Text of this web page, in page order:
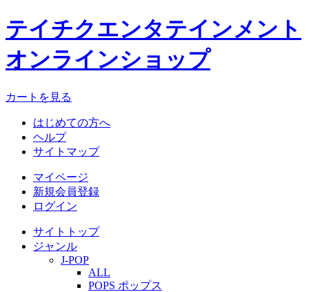
テイチクエンタテインメント
オンラインショップ
カートを見る
はじめての方へ
ヘルプ
サイトマップ
マイページ
新規会員登録
ログイン
サイトトップ
ジャンル
J-POP
ALL
POPS ポップス